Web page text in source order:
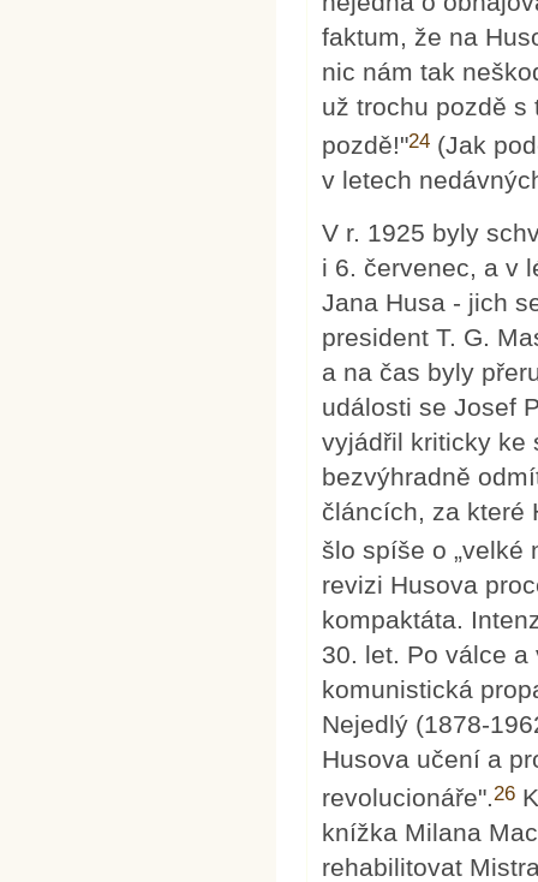
faktum, že na
nic nám tak
už trochu pozdě
pozdě!"24 (Jak
v letech
V r. 1925 byly
i 6. červenec, a v
Jana Husa - jich
president T. G.
a na čas byly
události se Josef
vyjádřil kriticky ke
bezvýhradně
článcích, za které
šlo spíše o „velké
revizi Husova
kompaktáta.
30. let. Po válce
komunistická
Nejedlý (1878-
Husova učení a
revolucionáře".26
knížka Milana
rehabilitovat